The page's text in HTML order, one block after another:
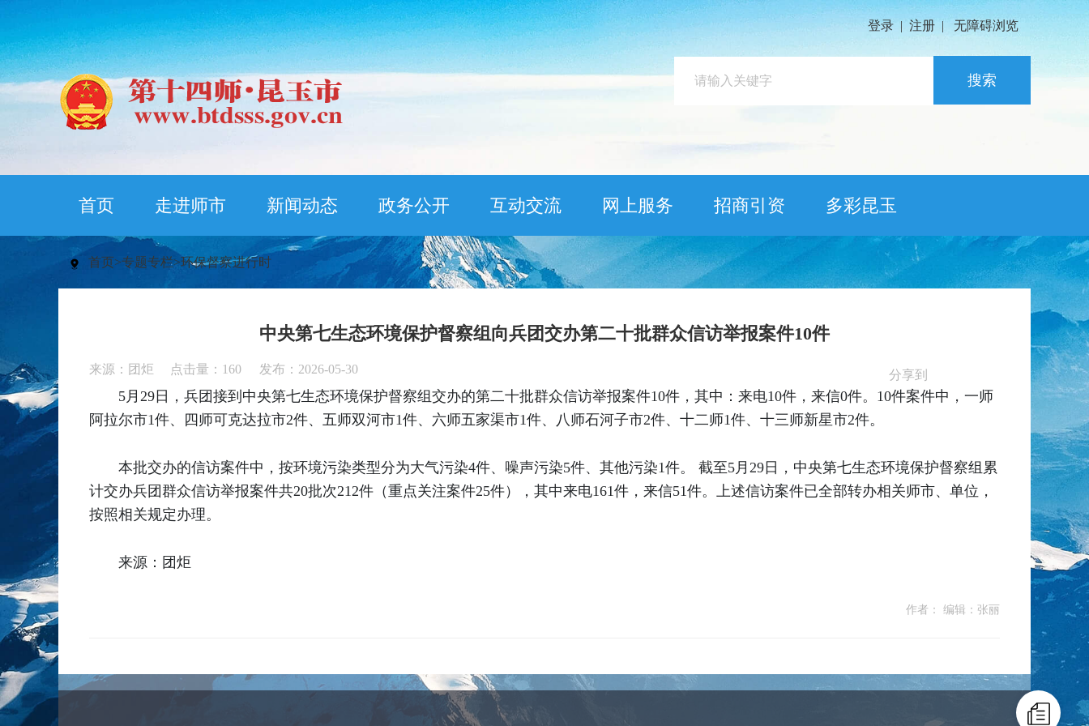
登录 | 注册 | 无障碍浏览
搜索
首页 走进师市 新闻动态 政务公开 互动交流 网上服务 招商引资 多彩昆玉
首页>专题专栏>环保督察进行时
中央第七生态环境保护督察组向兵团交办第二十批群众信访举报案件10件
来源：团炬 点击量： 160 发布：2026-05-30 分享到
5月29日，兵团接到中央第七生态环境保护督察组交办的第二十批群众信访举报案件10件，其中：来电10件，来信0件。10件案件中，一师
阿拉尔市1件、四师可克达拉市2件、五师双河市1件、六师五家渠市1件、八师石河子市2件、十二师1件、十三师新星市2件。
本批交办的信访案件中，按环境污染类型分为大气污染4件、噪声污染5件、其他污染1件。 截至5月29日，中央第七生态环境保护督察组累
计交办兵团群众信访举报案件共20批次212件（重点关注案件25件），其中来电161件，来信51件。上述信访案件已全部转办相关师市、单位，
按照相关规定办理。
来源：团炬
作者： 编辑：张丽